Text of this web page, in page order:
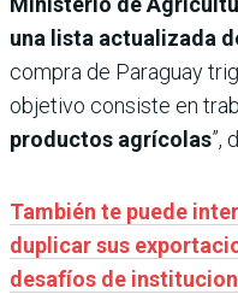
una lista actualizada
compra de Paraguay
objetivo consiste en
productos agrícolas”,
También te puede
duplicar sus
desafíos de